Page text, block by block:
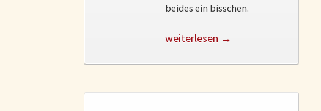
beides ein bisschen.
weiterlesen →